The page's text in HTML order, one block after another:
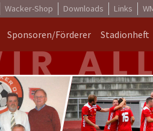
Wacker-Shop Downloads Links
Sponsoren/Förderer Stadionheft